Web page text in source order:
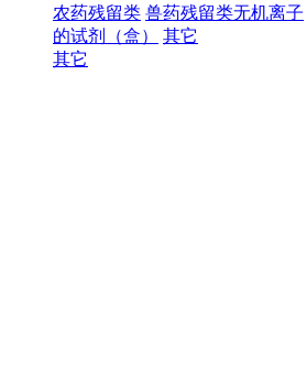
农药残留类 兽药残留类无机离子
的试剂（盒）
其它
其它